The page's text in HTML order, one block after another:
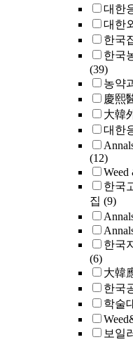
대한
대한
한국
한국
(39)
농약
慶熙
大韓
대한
(12)
Weed
한국
집 (9)
한국
(6)
大韓
한국
학술
보일